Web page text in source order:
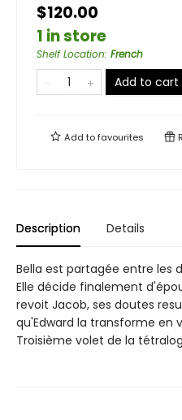
$120.00
1 in store
Shelf Location: French
Add to cart
Add tofavourites
Description Details
Bella est partagée entre les
Elle décide finalement
revoit Jacob, ses doutes
qu'Edward la transforme en
Troisième volet de la